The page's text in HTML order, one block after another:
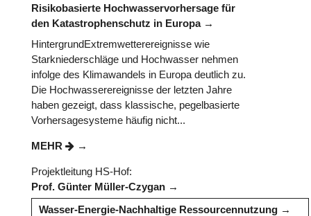
Risikobasierte Hochwasservorhersage für
den Katastrophenschutz in Europa
HintergrundExtremwetterereignisse wie
Starkniederschläge und Hochwasser nehmen
infolge des Klimawandels in Europa deutlich zu.
Die Hochwasserereignisse der letzten Jahre
haben gezeigt, dass klassische, pegelbasierte
Vorhersagesysteme häufig nicht...
MEHR
Projektleitung HS-Hof:
Prof. Günter Müller-Czygan
Wasser-Energie-Nachhaltige Ressourcennutzung